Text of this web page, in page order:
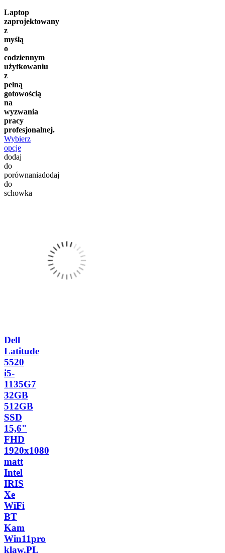
Laptop
zaprojektowany
z
myślą
o
codziennym
użytkowaniu
z
pełną
gotowością
na
wyzwania
pracy
profesjonalnej.
Wybierz
opcje
dodaj
do
porównaniadodaj
do
schowka
Dell
Latitude
5520
i5-
1135G7
32GB
512GB
SSD
15,6"
FHD
1920x1080
matt
Intel
IRIS
Xe
WiFi
BT
Kam
Win11pro
klaw.PL